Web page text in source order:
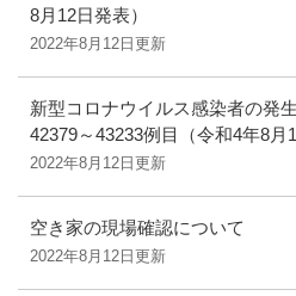
8月12日発表）
2022年8月12日更新
新型コロナウイルス感染者の発
42379～43233例目（令和4年8月
2022年8月12日更新
空き家の現場確認について
2022年8月12日更新